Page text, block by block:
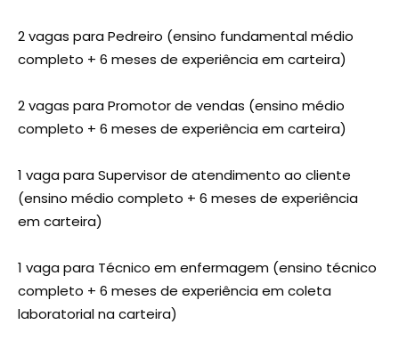
2 vagas para Pedreiro (ensino fundamental médio
completo + 6 meses de experiência em carteira)
2 vagas para Promotor de vendas (ensino médio
completo + 6 meses de experiência em carteira)
1 vaga para Supervisor de atendimento ao cliente
(ensino médio completo + 6 meses de experiência
em carteira)
1 vaga para Técnico em enfermagem (ensino técnico
completo + 6 meses de experiência em coleta
laboratorial na carteira)